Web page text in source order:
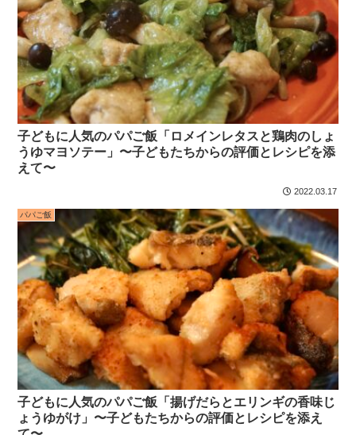
子どもに人気のパパご飯「ロメインレタスと鶏肉のしょ
うゆマヨソテー」〜子どもたちからの評価とレシピを添
えて〜
2022.03.17
パパご飯
子どもに人気のパパご飯「揚げだらとエリンギの香味じ
ょうゆがけ」〜子どもたちからの評価とレシピを添え